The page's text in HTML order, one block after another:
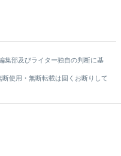
集部及びライター独自の判断に基
使用・無断転載は固くお断りして